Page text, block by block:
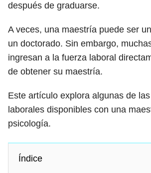
después de graduarse.
A veces, una maestría puede ser
un doctorado. Sin embargo,
ingresan a la fuerza laboral
de obtener su maestría.
Este artículo explora algunas de
laborales disponibles con una
psicología.
Índice